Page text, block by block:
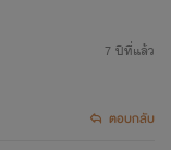
7 ปีที่แล้ว
ตอบกลับ